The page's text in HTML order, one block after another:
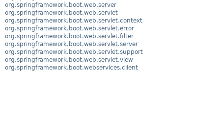
org.springframework.boot.web.server
org.springframework.boot.web.servlet
org.springframework.boot.web.servlet.context
org.springframework.boot.web.servlet.error
org.springframework.boot.web.servlet.filter
org.springframework.boot.web.servlet.server
org.springframework.boot.web.servlet.support
org.springframework.boot.web.servlet.view
org.springframework.boot.webservices.client